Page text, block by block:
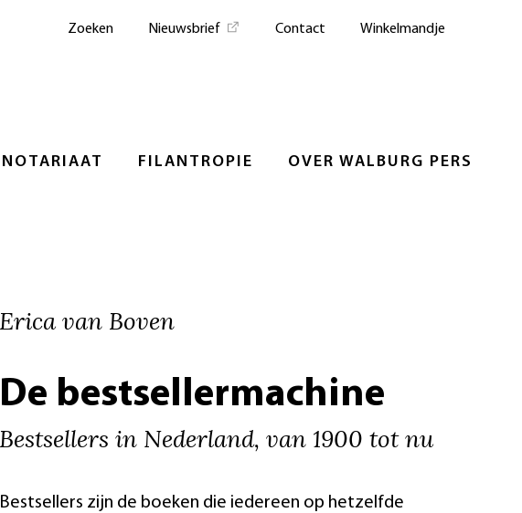
NOTARIAAT FILANTROPIE OVER WALBURG PERS
Zoeken Nieuwsbrief Contact Winkelmandje
Erica van Boven
De bestsellermachine
Bestsellers in Nederland, van 1900 tot nu
Bestsellers zijn de boeken die iedereen op hetzelfde